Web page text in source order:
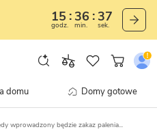
15
godz.
36
min.
36
sek.
domu Domy gotowe
wprowadzony będzie zakaz palenia...